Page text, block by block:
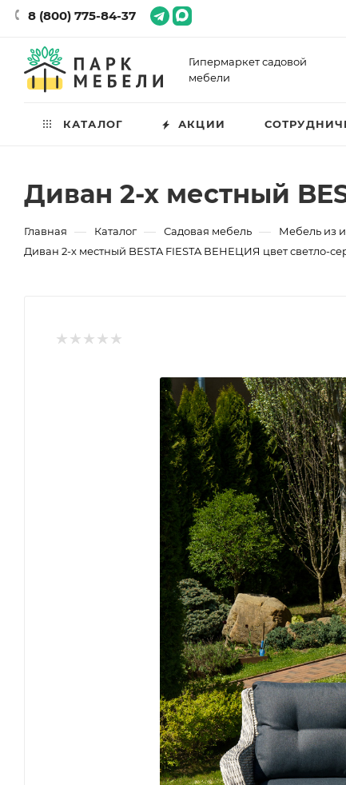
8 (800) 775-84-37
Гипермаркет садовой
мебели
КАТАЛОГ АКЦИИ
Диван 2-х местный
Главная — Каталог — Садовая мебель — Мебель из
Диван 2-х местный BESTA FIESTA ВЕНЕЦИЯ цвет светло-